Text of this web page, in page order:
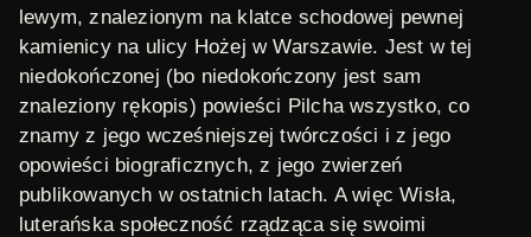
lewym, znalezionym na klatce schodowej pewnej
kamienicy na ulicy Hożej w Warszawie. Jest w tej
niedokończonej (bo niedokończony jest sam
znaleziony rękopis) powieści Pilcha wszystko, co
znamy z jego wcześniejszej twórczości i z jego
opowieści biograficznych, z jego zwierzeń
publikowanych w ostatnich latach. A więc Wisła,
luterańska społeczność rządząca się swoimi